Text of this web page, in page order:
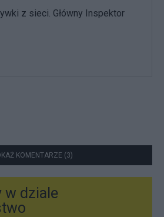
z sieci. Główny Inspektor
KOMENTARZE (3)
w dziale